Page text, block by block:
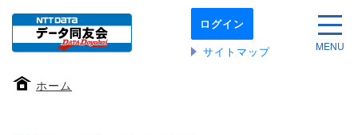
本
文
へ
動
ログイン
サイトマップ
サイ
MENU
ホーム